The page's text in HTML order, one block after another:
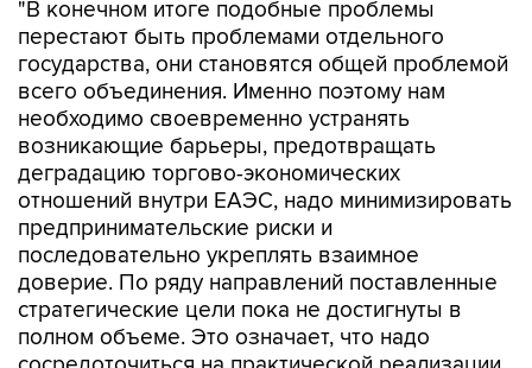
государства, они становятся общей проблемой
всего объединения. Именно поэтому нам
необходимо своевременно устранять
возникающие барьеры, предотвращать
деградацию торгово-экономических
отношений внутри ЕАЭС, надо минимизировать
предпринимательские риски и
последовательно укреплять взаимное
доверие. По ряду направлений поставленные
стратегические цели пока не достигнуты в
полном объеме. Это означает, что надо
сосредоточиться на практической реализации
уже принятых решений", - заявил Пашинян.